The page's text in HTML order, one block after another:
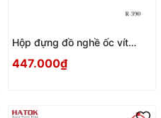
Hộp đựng đồ nghề ốc vít
447.000₫